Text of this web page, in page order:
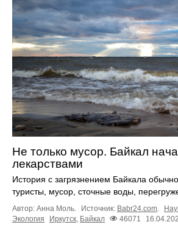
Не только мусор. Байкал
лекарствами
История с загрязнением Байкала
туристы, мусор, сточные воды,
Автор: Анна Моль. Источник: Babr24.com.
Экология
Иркутск, Байкал 46071